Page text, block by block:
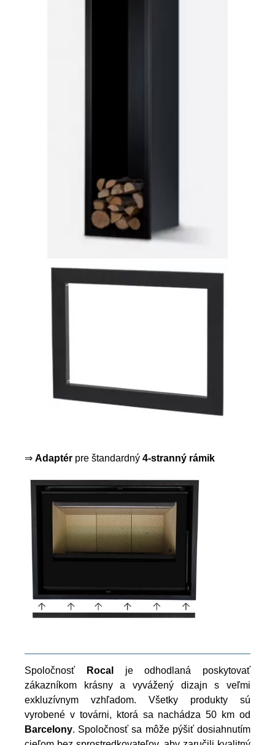
⇒ Adaptér pre štandardný 4-stranný rámik
Spoločnosť Rocal
je odhodlaná poskytovať
zákazníkom krásny a vyvážený dizajn s veľmi
exkluzívnym vzhľadom. Všetky produkty sú
vyrobené v továrni, ktorá sa nachádza 50 km od
Barcelony. Spoločnosť sa môže pýšiť dosiahnutím